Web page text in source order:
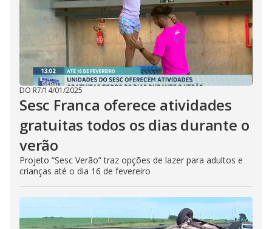
DO R7/14/01/2025
Sesc Franca oferece atividades
gratuitas todos os dias durante o
verão
Projeto “Sesc Verão” traz opções de lazer para adultos e
crianças até o dia 16 de fevereiro